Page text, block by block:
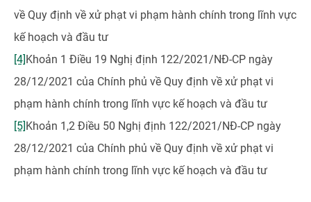
về Quy định về xử phạt vi phạm hành chính trong lĩnh vực
kế hoạch và đầu tư
[4]Khoản 1 Điều 19 Nghị định 122/2021/NĐ-CP ngày
28/12/2021 của Chính phủ về Quy định về xử phạt vi
phạm hành chính trong lĩnh vực kế hoạch và đầu tư
[5]Khoản 1,2 Điều 50 Nghị định 122/2021/NĐ-CP ngày
28/12/2021 của Chính phủ về Quy định về xử phạt vi
phạm hành chính trong lĩnh vực kế hoạch và đầu tư